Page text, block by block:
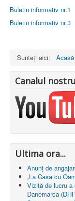
Buletin informativ nr.1
Buletin informativ nr.3
Sunteți aici: Acasă
Canalul
Ultima ora...
Anunț de
„La Casa cu
Vizită de lucru a
Danemarca